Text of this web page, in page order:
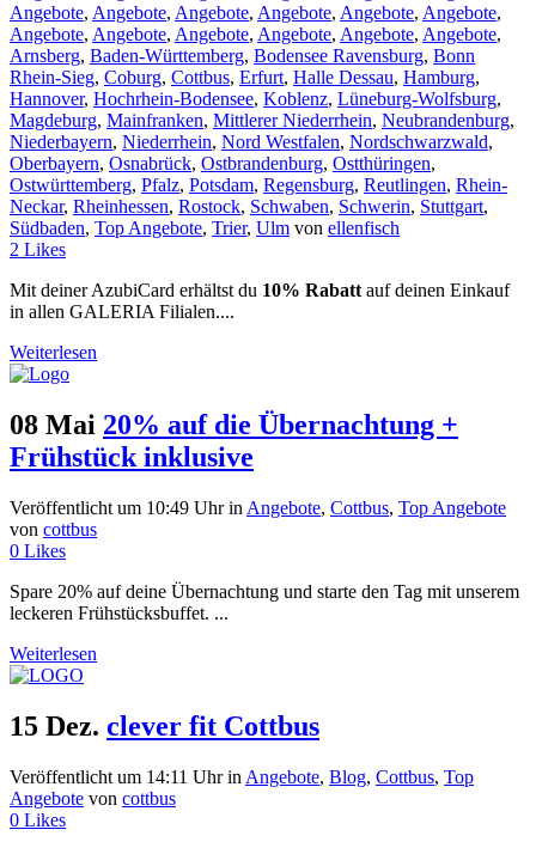
Angebote, Angebote, Angebote, Angebote, Angebote, Angebote,
Angebote, Angebote, Angebote, Angebote, Angebote, Angebote,
Arnsberg, Baden-Württemberg, Bodensee Ravensburg, Bonn
Rhein-Sieg, Coburg, Cottbus, Erfurt, Halle Dessau, Hamburg,
Hannover, Hochrhein-Bodensee, Koblenz, Lüneburg-Wolfsburg,
Magdeburg, Mainfranken, Mittlerer Niederrhein, Neubrandenburg,
Niederbayern, Niederrhein, Nord Westfalen, Nordschwarzwald,
Oberbayern, Osnabrück, Ostbrandenburg, Ostthüringen,
Ostwürttemberg, Pfalz, Potsdam, Regensburg, Reutlingen, Rhein-
Neckar, Rheinhessen, Rostock, Schwaben, Schwerin, Stuttgart,
Südbaden, Top Angebote, Trier, Ulm von ellenfisch
2 Likes
Mit deiner AzubiCard erhältst du 10% Rabatt auf deinen Einkauf
in allen GALERIA Filialen....
Weiterlesen
08 Mai 20% auf die Übernachtung +
Frühstück inklusive
Veröffentlicht um 10:49 Uhrin Angebote, Cottbus, Top Angebote
von cottbus
0 Likes
Spare 20% auf deine Übernachtung und starte den Tag mit unserem
leckeren Frühstücksbuffet. ...
Weiterlesen
15 Dez. clever fit Cottbus
Veröffentlicht um 14:11 Uhrin Angebote, Blog, Cottbus, Top
Angebote von cottbus
0 Likes